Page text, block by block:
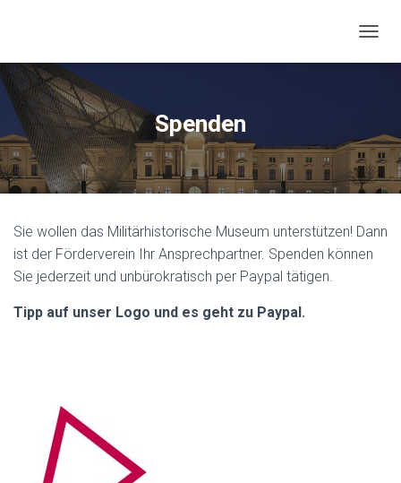
A
T
I
O
M
S
Spenden
Sie wollen das Militärhistorische Museum unterstützen! Dann
ist der Förderverein Ihr Ansprechpartner. Spenden können
Sie jederzeit und unbürokratisch per Paypal tätigen.
Tipp auf unser Logo und es geht zu Paypal.